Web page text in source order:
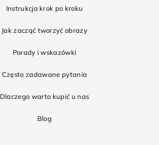
Instrukcja krok po kroku
Jak zacząć tworzyć obrazy
Porady i wskazówki
Często zadawane pytania
Dlaczego warto kupić u nas
Blog